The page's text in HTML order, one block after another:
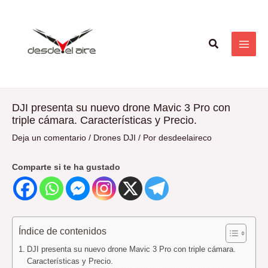
Buscar
DJI presenta su nuevo drone Mavic 3 Pro con
triple cámara. Características y Precio.
Deja un comentario / Drones DJI / Por desdeelaireco
Comparte si te ha gustado
Índice de contenidos
DJI presenta su nuevo drone Mavic 3 Pro con triple cámara.
Características y Precio.
entradas